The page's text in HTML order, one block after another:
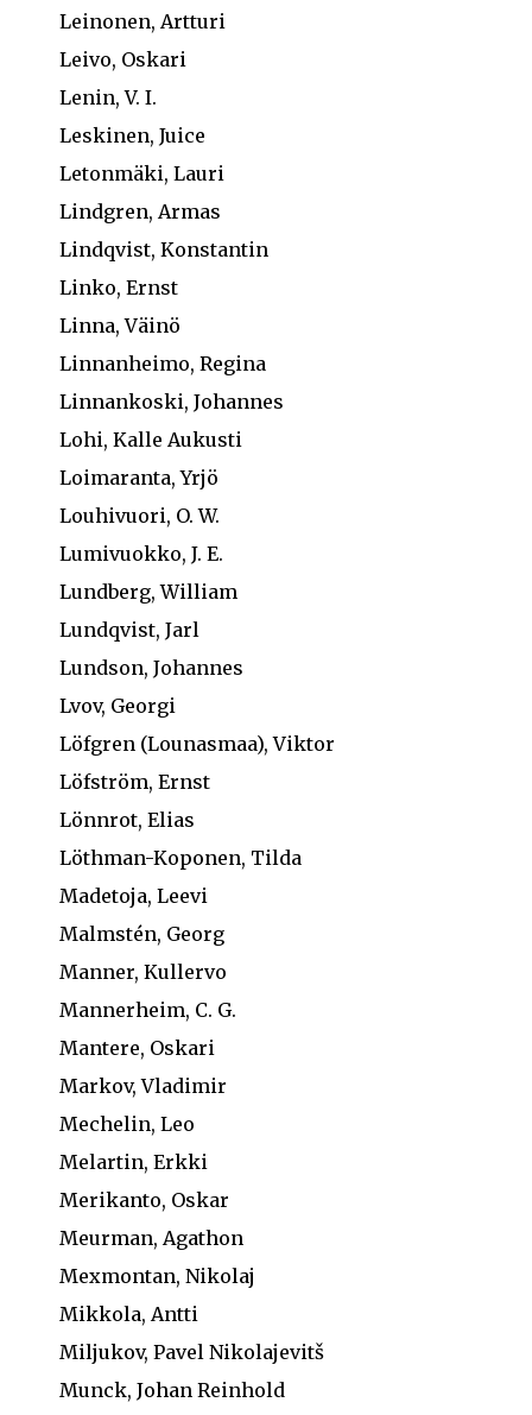
Leinonen, Artturi
Leivo, Oskari
Lenin, V. I.
Leskinen, Juice
Letonmäki, Lauri
Lindgren, Armas
Lindqvist, Konstantin
Linko, Ernst
Linna, Väinö
Linnanheimo, Regina
Linnankoski, Johannes
Lohi, Kalle Aukusti
Loimaranta, Yrjö
Louhivuori, O. W.
Lumivuokko, J. E.
Lundberg, William
Lundqvist, Jarl
Lundson, Johannes
Lvov, Georgi
Löfgren (Lounasmaa), Viktor
Löfström, Ernst
Lönnrot, Elias
Löthman-Koponen, Tilda
Madetoja, Leevi
Malmstén, Georg
Manner, Kullervo
Mannerheim, C. G.
Mantere, Oskari
Markov, Vladimir
Mechelin, Leo
Melartin, Erkki
Merikanto, Oskar
Meurman, Agathon
Mexmontan, Nikolaj
Mikkola, Antti
Miljukov, Pavel Nikolajevitš
Munck, Johan Reinhold